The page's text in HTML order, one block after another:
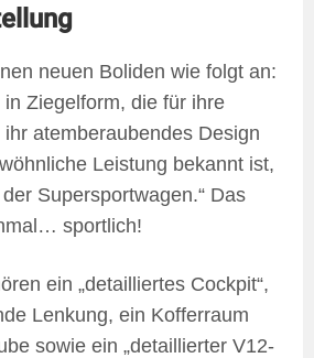
neuen Boliden wie folgt an:
in Ziegelform, die für ihre
atemberaubendes Design
Leistung bekannt ist,
Supersportwagen.“ Das
sportlich!
ein „detailliertes Cockpit“,
Lenkung, ein Kofferraum
sowie ein „detaillierter V12-